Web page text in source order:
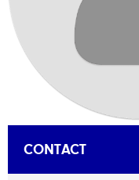
CONTACT